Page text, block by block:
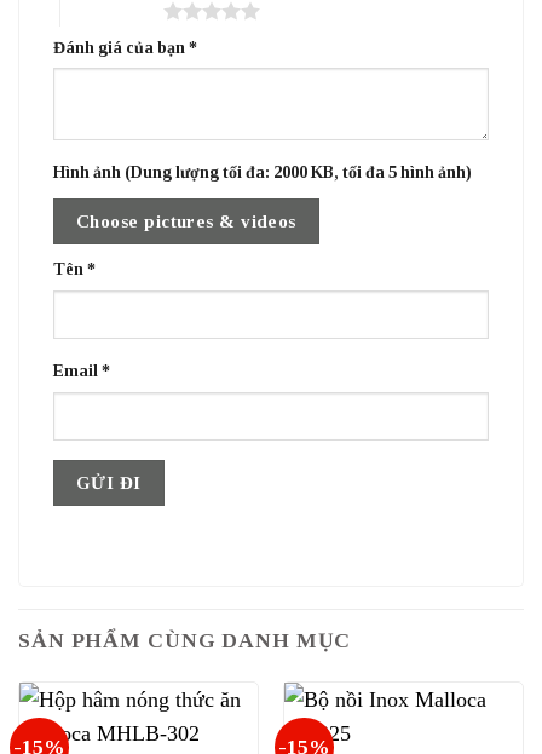
Đánh giá của bạn *
Hình ảnh (Dung lượng tối đa: 2000 KB, tối đa 5 hình ảnh)
Choose pictures & videos
Tên *
Email *
SẢN PHẨM CÙNG DANH MỤC
-15% -15%